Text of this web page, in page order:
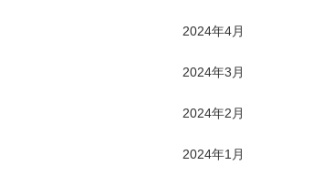
2024年4月
2024年3月
2024年2月
2024年1月